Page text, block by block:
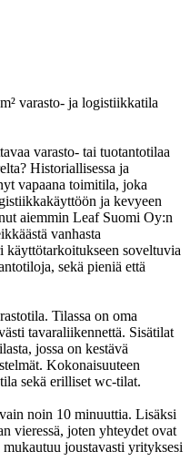
varasto- ja logistiikkatila
varasto- tai tuotantotilaa
Historiallisessa ja
vapaana toimitila, joka
ja kevyeen
aiemmin Leaf Suomi Oy:n
vanhasta
soveltuvia
sekä pieniä että
Tilassa on oma
tavaraliikennettä. Sisätilat
jossa on kestävä
Kokonaisuuteen
sekä erilliset wc-tilat.
noin 10 minuuttia. Lisäksi
vieressä, joten yhteydet ovat
joustavasti yrityksesi